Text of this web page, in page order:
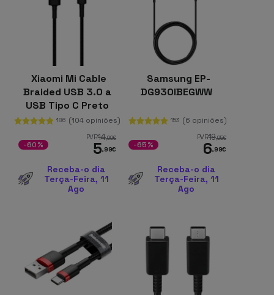
Xiaomi Mi Cable
Braided USB 3.0 a
USB Tipo C Preto
1M
186 (104 opiniões)
PVR14,99€
5,99€
-60%
Receba-o dia
Terça-Feira, 11
Ago
Samsung EP-
DG930IBEGWW
153 (6 opiniões)
PVR19,95€
6,99€
-65%
Receba-o dia
Terça-Feira, 11
Ago